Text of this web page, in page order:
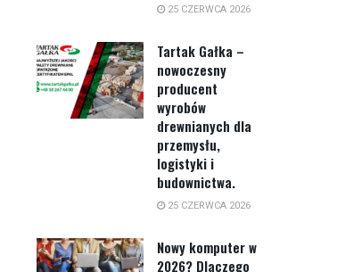
25 CZERWCA 2026
Tartak Gałka –
nowoczesny
producent
wyrobów
drewnianych dla
przemysłu,
logistyki i
budownictwa.
25 CZERWCA 2026
Nowy komputer w
2026? Dlaczego